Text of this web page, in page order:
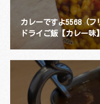
カレーですよ5568（
ドライご飯【カレー味